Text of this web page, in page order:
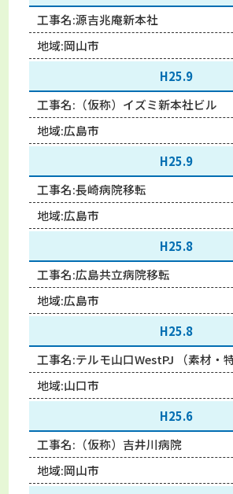
工事名:源吉兆庵新本社
地域:岡山市
H25.9
工事名: （仮称）イズミ新本社ビル
地域:広島市
H25.9
工事名:長崎病院移転
地域:広島市
H25.8
工事名:広島共立病院移転
地域:広島市
H25.8
工事名:テルモ山口WestPJ （素材・特
地域:山口市
H25.6
工事名: （仮称）吉井川病院
地域:岡山市